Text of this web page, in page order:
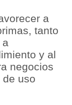
a
tanto
a
y al
negocios
de uso